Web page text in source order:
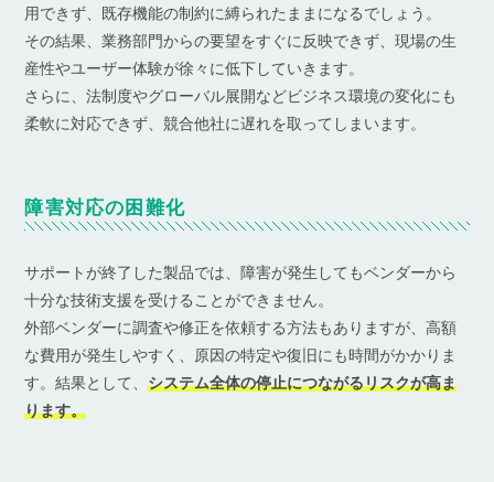
用できず、既存機能の制約に縛られたままになるでしょう。
その結果、業務部門からの要望をすぐに反映できず、現場の生
産性やユーザー体験が徐々に低下していきます。
さらに、法制度やグローバル展開などビジネス環境の変化にも
柔軟に対応できず、競合他社に遅れを取ってしまいます。
障害対応の困難化
サポートが終了した製品では、障害が発生してもベンダーから
十分な技術支援を受けることができません。
外部ベンダーに調査や修正を依頼する方法もありますが、高額
な費用が発生しやすく、原因の特定や復旧にも時間がかかりま
す。結果として、システム全体の停止につながるリスクが高ま
ります。